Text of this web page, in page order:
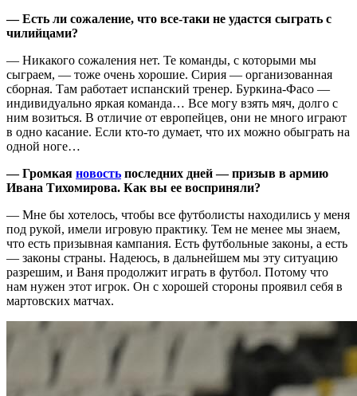
— Есть ли сожаление, что все-таки не удастся сыграть с
чилийцами?
— Никакого сожаления нет. Те команды, с которыми мы
сыграем, — тоже очень хорошие. Сирия — организованная
сборная. Там работает испанский тренер. Буркина-Фасо —
индивидуально яркая команда… Все могу взять мяч, долго с
ним возиться. В отличие от европейцев, они не много играют
в одно касание. Если кто-то думает, что их можно обыграть на
одной ноге…
— Громкая новость последних дней — призыв в армию
Ивана Тихомирова. Как вы ее восприняли?
— Мне бы хотелось, чтобы все футболисты находились у меня
под рукой, имели игровую практику. Тем не менее мы знаем,
что есть призывная кампания. Есть футбольные законы, а есть
— законы страны. Надеюсь, в дальнейшем мы эту ситуацию
разрешим, и Ваня продолжит играть в футбол. Потому что
нам нужен этот игрок. Он с хорошей стороны проявил себя в
мартовских матчах.